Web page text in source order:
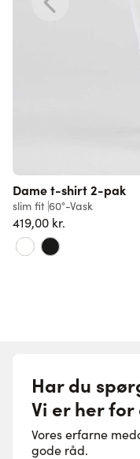
Dame t-shirt 2-pak
slim fit 60°-Vask
419,00 kr.
Har du
Vi er her for
Vores erfarne
gode råd.